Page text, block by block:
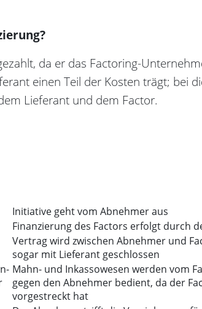
da er das Factoring-
einen Teil der Kosten trägt; bei
Lieferant und dem Factor.
Initiative geht vom Abnehmer aus
Finanzierung des Factors erfolgt durch
Vertrag wird zwischen Abnehmer und
sogar mit Lieferant geschlossen
Mahn- und Inkassowesen werden vom
gegen den Abnehmer bedient, da der
vorgestreckt hat